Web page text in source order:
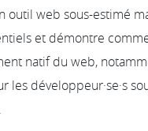
outil web sous-estimé
et démontre
natif du web,
les développeur·se·s